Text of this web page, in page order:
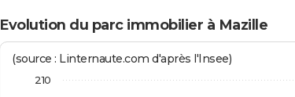
Evolution du parc immobilier à Mazille
(source : Linternaute.com d'après l'Insee)
210